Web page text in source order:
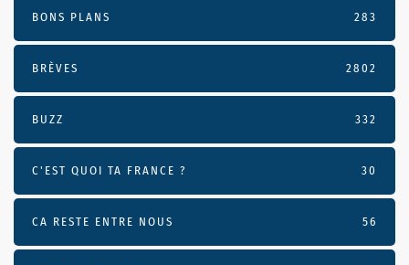
BONS PLANS 283
BRÈVES 2802
BUZZ 332
C'EST QUOI TA FRANCE ? 30
CA RESTE ENTRE NOUS 56